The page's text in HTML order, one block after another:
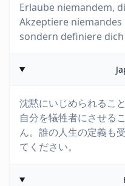
Erlaube niemandem,
Akzeptiere
sondern definiere
沈黙にいじめられるこ
自分を犠牲者にさせる
ん。誰の人生の定義も
てください。